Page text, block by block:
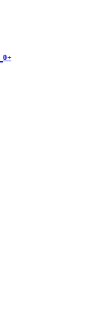
0+